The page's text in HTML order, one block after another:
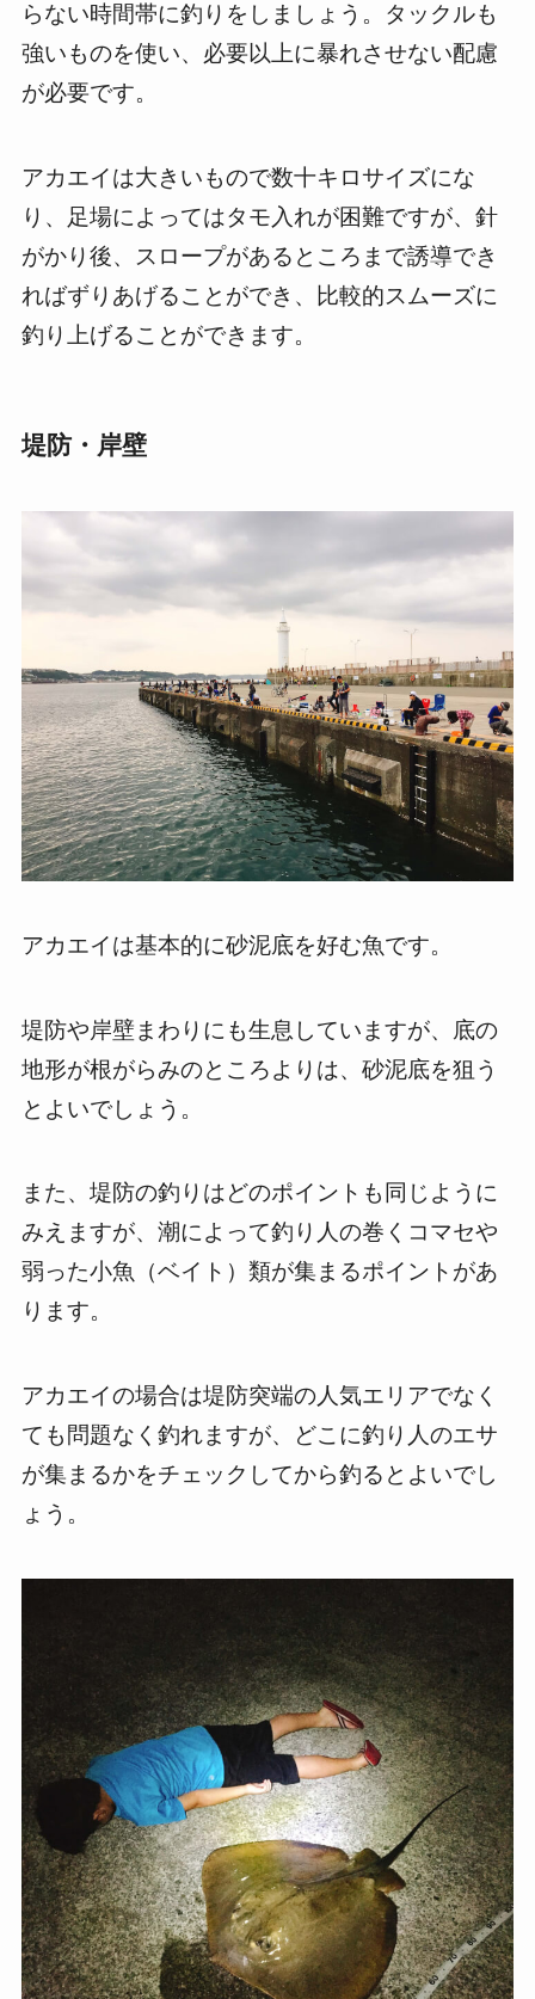
らない時間帯に釣りをしましょう。タックルも
強いものを使い、必要以上に暴れさせない配慮
が必要です。
アカエイは大きいもので数十キロサイズにな
り、足場によってはタモ入れが困難ですが、針
がかり後、スロープがあるところまで誘導でき
ればずりあげることができ、比較的スムーズに
釣り上げることができます。
堤防・岸壁
アカエイは基本的に砂泥底を好む魚です。
堤防や岸壁まわりにも生息していますが、底の
地形が根がらみのところよりは、砂泥底を狙う
とよいでしょう。
また、堤防の釣りはどのポイントも同じように
みえますが、潮によって釣り人の巻くコマセや
弱った小魚（ベイト）類が集まるポイントがあ
ります。
アカエイの場合は堤防突端の人気エリアでなく
ても問題なく釣れますが、どこに釣り人のエサ
が集まるかをチェックしてから釣るとよいでし
ょう。